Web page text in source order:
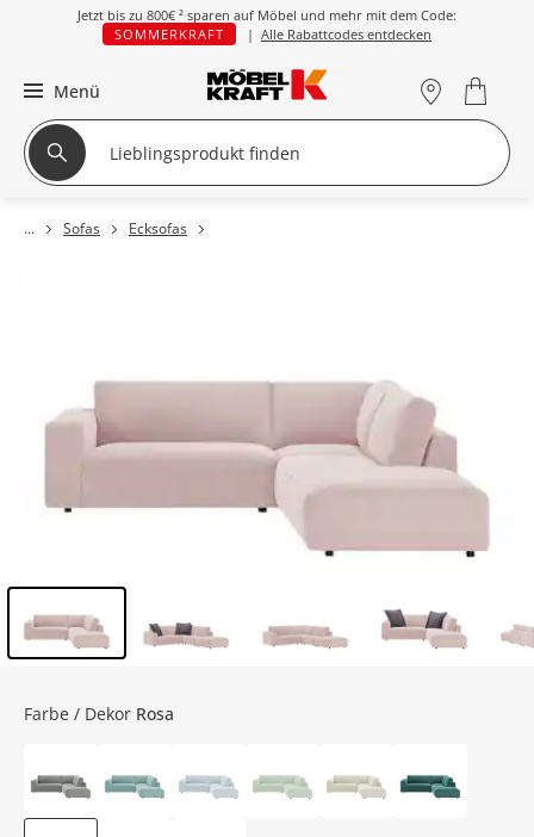
Jetzt bis zu 800€ ² sparen auf Möbel und mehr mit dem Code:
SOMMERKRAFT
| Alle Rabattcodes entdecken
Menü
Sofas Ecksofas
Farbe / Dekor Rosa